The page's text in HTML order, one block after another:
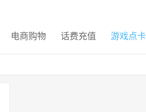
电商购物 话费充值 游戏点卡